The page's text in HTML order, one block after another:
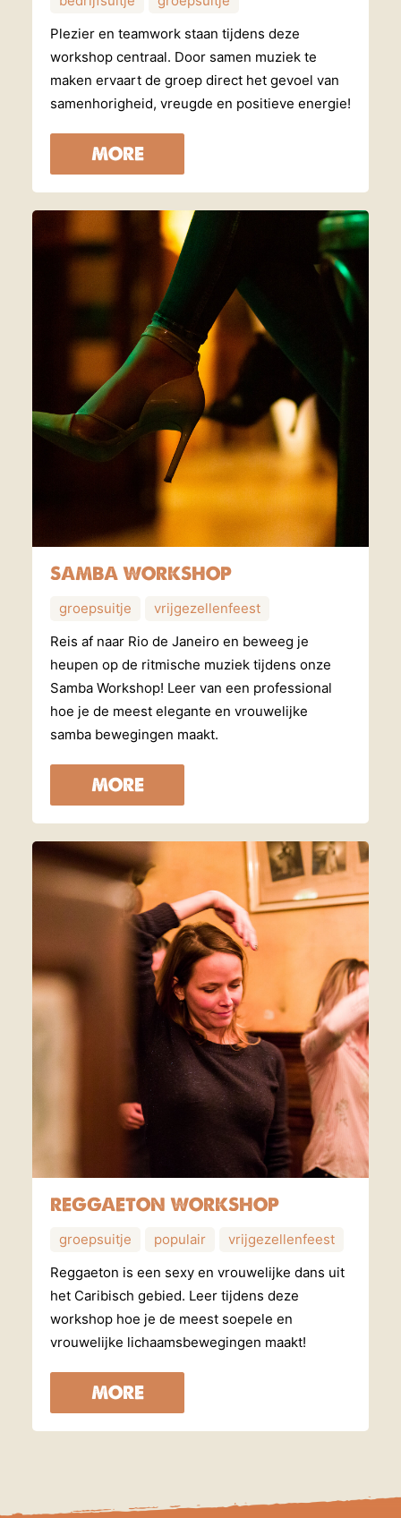
Plezier en teamwork staan tijdens deze
workshop centraal. Door samen muziek te
maken ervaart de groep direct het gevoel van
samenhorigheid, vreugde en positieve energie!
MORE
SAMBA WORKSHOP
groepsuitje
vrijgezellenfeest
Reis af naar Rio de Janeiro en beweeg je
heupen op de ritmische muziek tijdens onze
Samba Workshop! Leer van een professional
hoe je de meest elegante en vrouwelijke
samba bewegingen maakt.
MORE
REGGAETON WORKSHOP
groepsuitje populair
vrijgezellenfeest
Reggaeton is een sexy en vrouwelijke dans uit
het Caribisch gebied. Leer tijdens deze
workshop hoe je de meest soepele en
vrouwelijke lichaamsbewegingen maakt!
MORE